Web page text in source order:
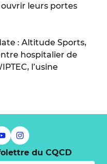
leurs portes
: Altitude Sports,
hospitalier de
l’usine
du CQCD